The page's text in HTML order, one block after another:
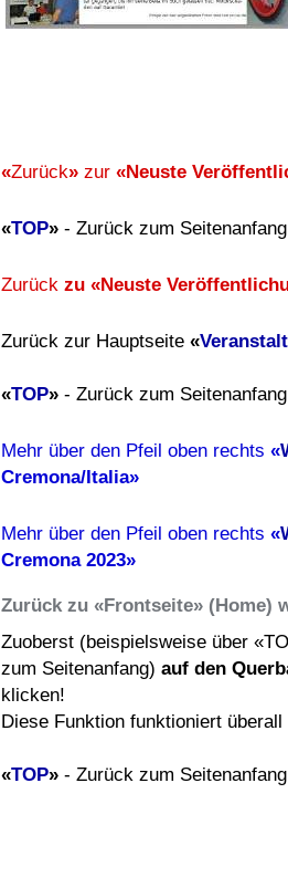
«Zurück» zur «Neuste
«TOP» - Zurück zum Seitenanfang
Zurück zu «Neuste
Zurück zur Hauptseite «
«TOP» - Zurück zum Seitenanfang
Mehr über den Pfeil oben rechts «
Cremona/Italia»
Mehr über den Pfeil oben rechts «
Cremona 2023»
Zurück zu «Frontseite» (Home)
Zuoberst (beispielsweise über
zum Seitenanfang) auf den
klicken!
Diese Funktion funktioniert überall
«TOP» - Zurück zum Seitenanfang